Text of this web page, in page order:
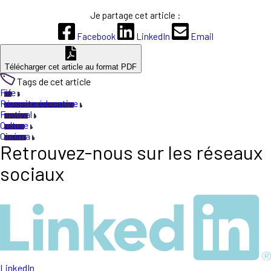
Je partage cet article :
Facebook
LinkedIn Email
Télécharger cet article au format PDF
Tags de cet article
Fife
Réussite éducative
Festival
Culture
Cinéma
Retrouvez-nous sur les réseaux
sociaux
LinkedIn